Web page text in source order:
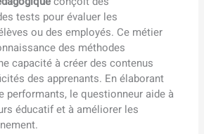
tests pour évaluer les
ou des employés. Ce métier
des méthodes
capacité à créer des contenus
des apprenants. En élaborant
performants, le questionneur aide à
éducatif et à améliorer les